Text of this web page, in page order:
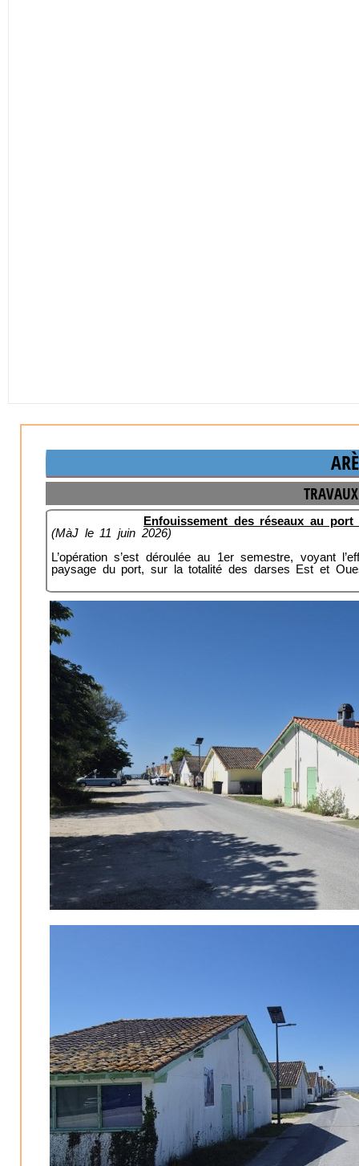
Enfouissement des réseaux au port
(MàJ le 11 juin 2026)
L’opération s’est déroulée au 1er semestre, voyant
paysage du port, sur la totalité des darses Est et